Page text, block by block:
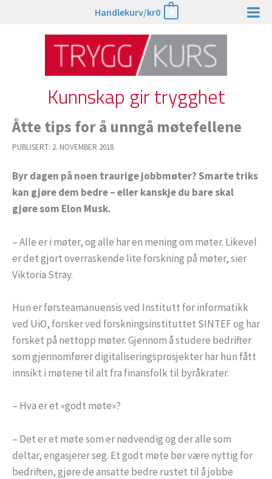
Handlekurv/kr0
Kunnskap gir trygghet
Åtte tips for å unngå møtefellene
PUBLISERT: 2. NOVEMBER 2018
Byr dagen på noen traurige jobbmøter? Smarte triks
kan gjøre dem bedre – eller kanskje du bare skal
gjøre som Elon Musk.
– Alle er i møter, og alle har en mening om møter. Likevel
er det gjort overraskende lite forskning på møter, sier
Viktoria Stray.
Hun er førsteamanuensis ved Institutt for informatikk
ved UiO, forsker ved forskningsinstituttet SINTEF og har
forsket på nettopp møter. Gjennom å studere bedrifter
som gjennomfører digitaliseringsprosjekter har hun fått
innsikt i møtene til alt fra finansfolk til byråkrater.
– Hva er et «godt møte»?
– Det er et møte som er nødvendig og der alle som
deltar, engasjerer seg. Et godt møte bør være nyttig for
bedriften, gjøre de ansatte bedre rustet til å jobbe